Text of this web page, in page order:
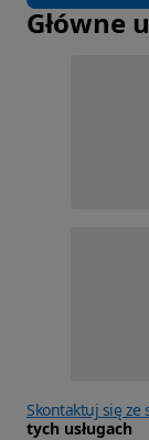
Główne
Skontaktuj się ze
tych usługach